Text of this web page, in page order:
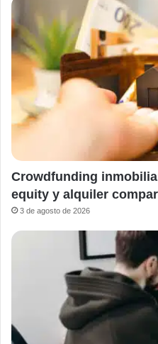
Crowdfunding
equity y alquiler
3 de agosto de 2026